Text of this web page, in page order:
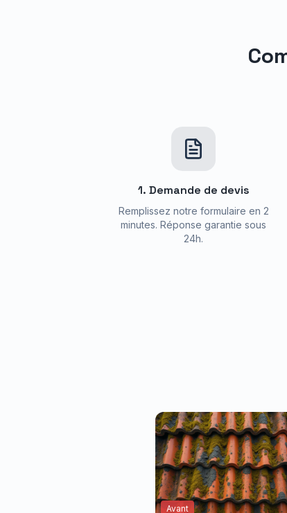
1. Demande de devis
Remplissez notre formulaire en 2
minutes. Réponse garantie sous
24h.
Avant